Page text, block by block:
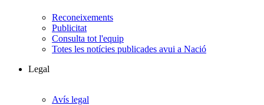
Reconeixements
Publicitat
Consulta tot l'equip
Totes les notícies publicades avui a Nació
Legal
Avís legal